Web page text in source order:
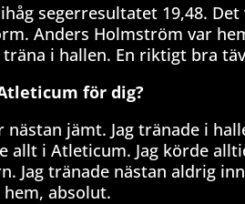
segerresultatet 19,48.
Anders Holmström var
i hallen. En riktigt bra
för dig?
nästan jämt. Jag tränade i
allt i Atleticum. Jag körde
Jag tränade nästan aldrig
absolut.